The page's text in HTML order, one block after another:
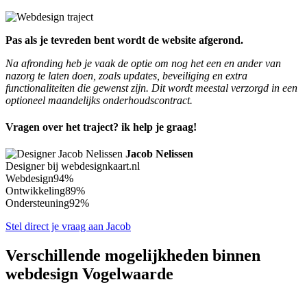
Pas als je tevreden bent wordt de website afgerond.
Na afronding heb je vaak de optie om nog het een en ander van
nazorg te laten doen, zoals updates, beveiliging en extra
functionaliteiten die gewenst zijn. Dit wordt meestal verzorgd in een
optioneel maandelijks onderhoudscontract.
Vragen over het traject? ik help je graag!
Jacob Nelissen
Designer bij webdesignkaart.nl
Webdesign94%
Ontwikkeling89%
Ondersteuning92%
Stel direct je vraag aan Jacob
Verschillende mogelijkheden binnen
webdesign Vogelwaarde